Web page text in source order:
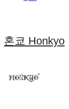
혼쿄 Honkyo